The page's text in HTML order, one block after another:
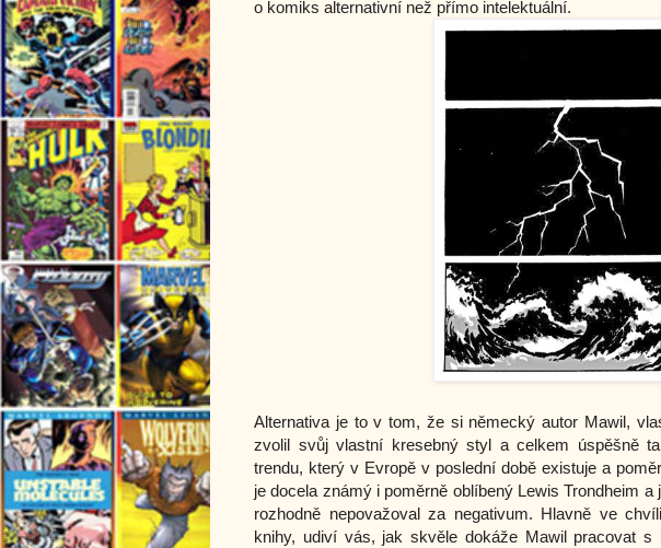
o komiks alternativní než přímo intelektuální.
Alternativa je to v tom, že si německý autor Mawil,
zvolil svůj vlastní kresebný styl a celkem úspěšně
trendu, který v Evropě v poslední době existuje a
je docela známý i poměrně oblíbený Lewis Trondheim
rozhodně nepovažoval za negativum. Hlavně ve
knihy, udiví vás, jak skvěle dokáže Mawil pracovat s